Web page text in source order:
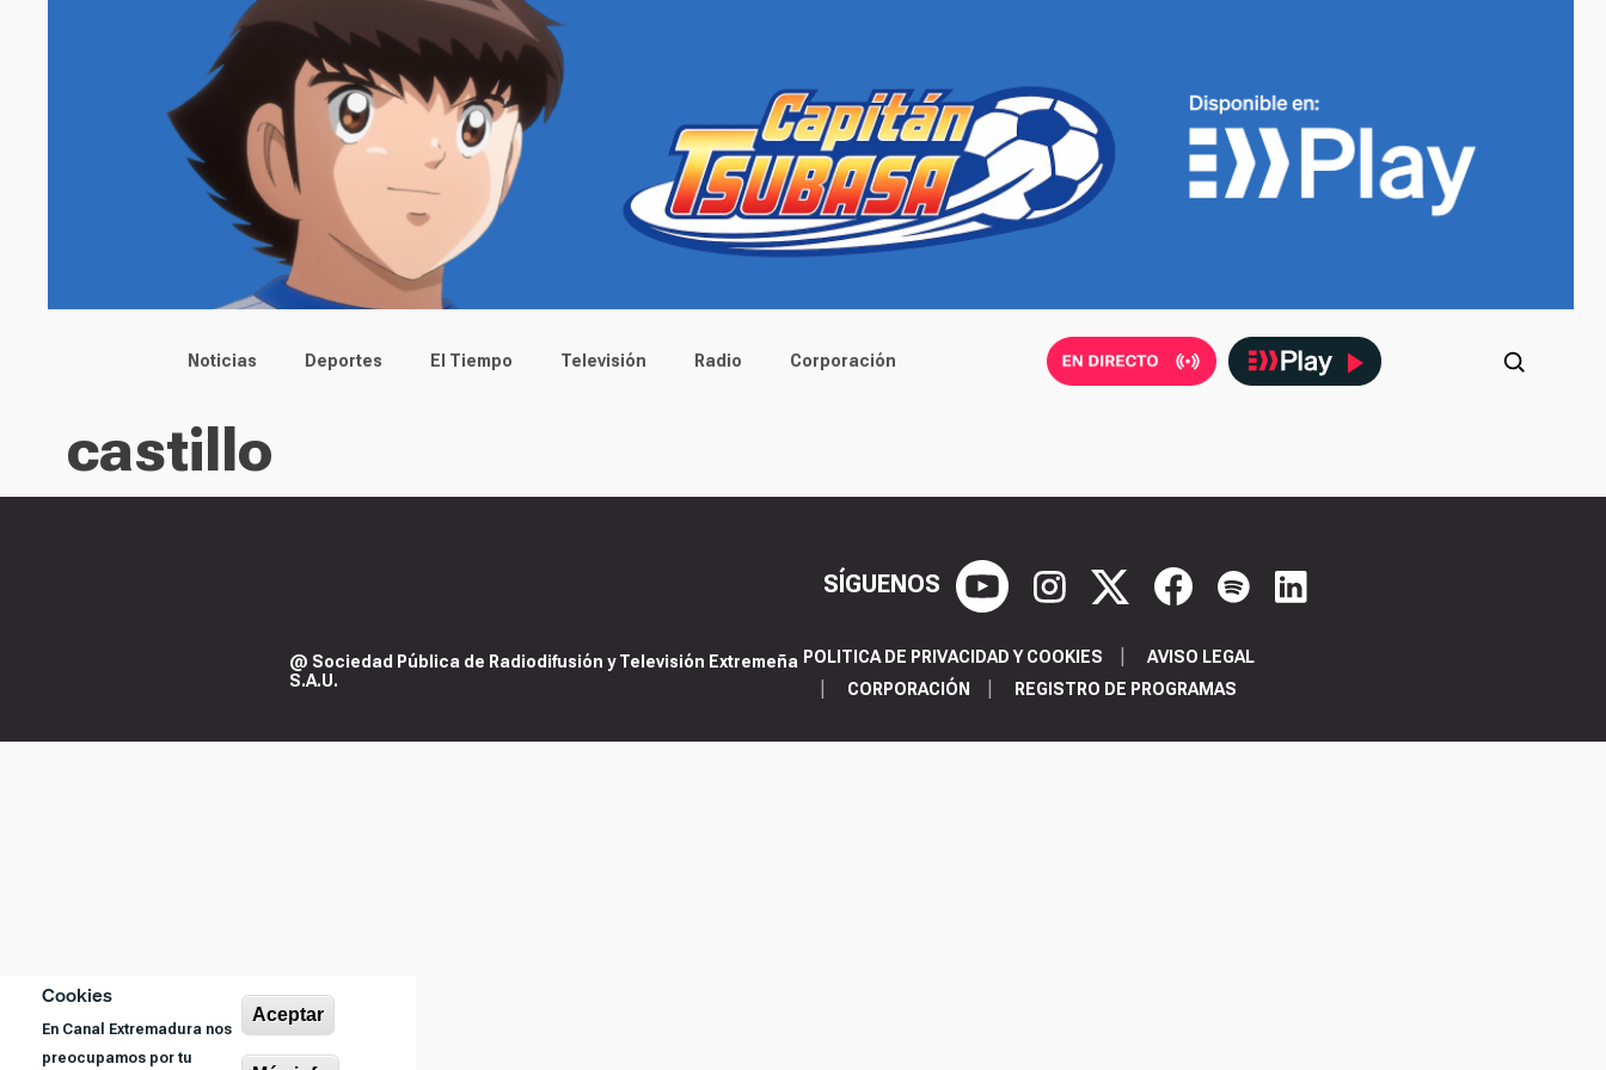
Cookies
En Canal Extremadura nos
preocupamos por tu
Aceptar
Main menu
Noticias Deportes El Tiempo Televisión Radio Corporación
castillo
SÍGUENOS
@ Sociedad Pública de Radiodifusión y Televisión Extremeña
S.A.U.
POLITICA DE PRIVACIDAD Y COOKIES
AVISO LEGAL
CORPORACIÓN
REGISTRO DE PROGRAMAS